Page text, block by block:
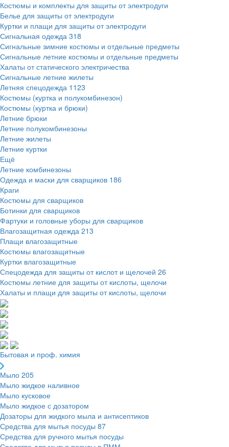
Костюмы и комплекты для защиты от электродуги
Белье для защиты от электродуги
Куртки и плащи для защиты от электродуги
Сигнальная одежда 318
Сигнальные зимние костюмы и отдельные предметы
Сигнальные летние костюмы и отдельные предметы
Халаты от статического электричества
Сигнальные летние жилеты
Летняя спецодежда 1123
Костюмы (куртка и полукомбинезон)
Костюмы (куртка и брюки)
Летние брюки
Летние полукомбинезоны
Летние жилеты
Летние куртки
Ещё
Летние комбинезоны
Одежда и маски для сварщиков 186
Краги
Костюмы для сварщиков
Ботинки для сварщиков
Фартуки и головные уборы для сварщиков
Влагозащитная одежда 213
Плащи влагозащитные
Костюмы влагозащитные
Куртки влагозащитные
Спецодежда для защиты от кислот и щелочей 26
Костюмы летние для защиты от кислоты, щелочи
Халаты и плащи для защиты от кислоты, щелочи
Бытовая и проф. химия
Мыло 205
Мыло жидкое наливное
Мыло кусковое
Мыло жидкое с дозатором
Дозаторы для жидкого мыла и антисептиков
Средства для мытья посуды 87
Средства для ручного мытья посуды